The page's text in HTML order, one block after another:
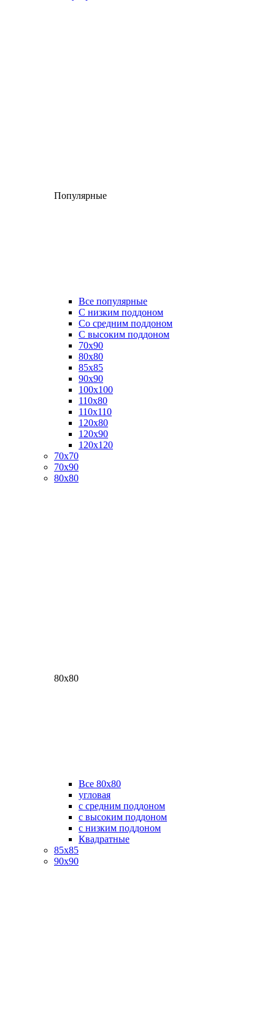
Популярные
Все популярные
C низким поддоном
Со средним поддоном
С высоким поддоном
70х90
80х80
85х85
90х90
100х100
110х80
110х110
120х80
120х90
120х120
70х70
70х90
80х80
80х80
Все 80х80
угловая
с средним поддоном
с высоким поддоном
с низким поддоном
Квадратные
85х85
90х90